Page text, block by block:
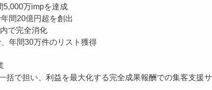
5,000万impを達成
間20億円超を創出
で完全消化
年間30万件のリスト獲得
括で担い、利益を最大化する完全成果報酬での集客支援サ